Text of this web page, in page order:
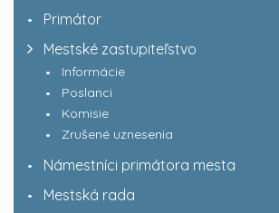
Primátor
Mestské zastupiteľstvo
Informácie
Poslanci
Komisie
Zrušené uznesenia
Námestníci primátora mesta
Mestská rada